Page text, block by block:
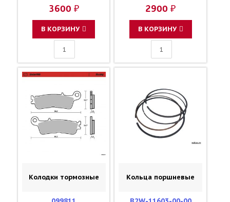
43082-0201 43082-0221
69100-28820 1C3-
W0046-50-00 1C3-
3600 ₽
В КОРЗИНУ
2900 ₽
В КОРЗИНУ
Колодки тормозные Кольца поршневые